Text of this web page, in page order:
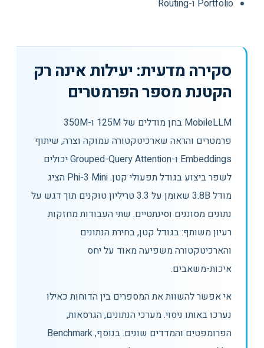
Portfolio ו-Routing
סקירה מדעית: יעילות אינה רק
הקטנת מספר הפרמטרים
MobileLLM בחן מודלים של 125M ו-350M
פרמטרים והראה שארכיטקטורה עמוקה וצרה, שיתוף
Embeddings ו-Grouped-Query Attention יכולים
לשפר ביצוע בגודל תפעולי קטן. Phi-3 Mini הציג
מודל 3.8B שאומן על 3.3 טריליון טוקנים תוך דגש על
נתונים מסוננים וסינתטיים. שתי העבודות מחזקות
רעיון משותף: בגודל קטן, בחירת הנתונים
והארכיטקטורה משפיעה מאוד על יחס
איכות-משאבים.
אי אפשר להשוות את המספרים בין הדוחות כאילו
נערכו באותו ניסוי. מערכי הנתונים, הגרסאות,
הפרומפטים והמדדים שונים. בנוסף, Benchmark